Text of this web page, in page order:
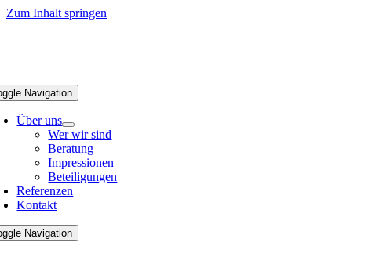
Zum Inhalt springen
Navigation
Über uns
Wer wir sind
Beratung
Impressionen
Beteiligungen
Referenzen
Kontakt
Navigation